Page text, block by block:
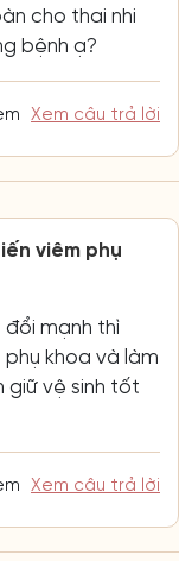
cho thai nhi
bệnh ạ?
Xem câu trả lời
viêm phụ
mạnh thì
khoa và làm
giữ vệ sinh tốt
Xem câu trả lời